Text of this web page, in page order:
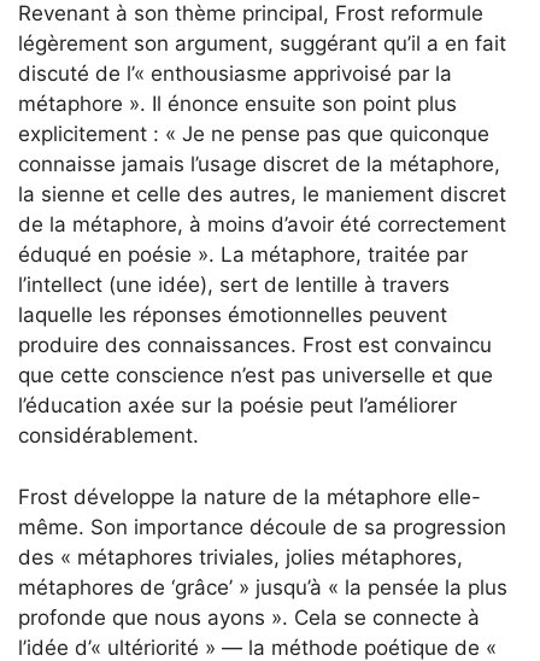
Revenant à son thème principal, Frost reformule
légèrement son argument, suggérant qu’il a en fait
discuté de l’« enthousiasme apprivoisé par la
métaphore ». Il énonce ensuite son point plus
explicitement : « Je ne pense pas que quiconque
connaisse jamais l’usage discret de la métaphore,
la sienne et celle des autres, le maniement discret
de la métaphore, à moins d’avoir été correctement
éduqué en poésie ». La métaphore, traitée par
l’intellect (une idée), sert de lentille à travers
laquelle les réponses émotionnelles peuvent
produire des connaissances. Frost est convaincu
que cette conscience n’est pas universelle et que
l’éducation axée sur la poésie peut l’améliorer
considérablement.
Frost développe la nature de la métaphore elle-
même. Son importance découle de sa progression
des « métaphores triviales, jolies métaphores,
métaphores de ‘grâce’ » jusqu’à « la pensée la plus
profonde que nous ayons ». Cela se connecte à
l’idée d’« ultériorité » — la méthode poétique de «